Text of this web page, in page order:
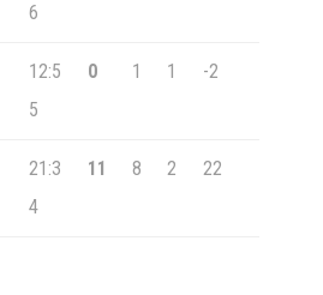
6
12:5
5
0 1 1 -2
21:3
4
11 8 2 22